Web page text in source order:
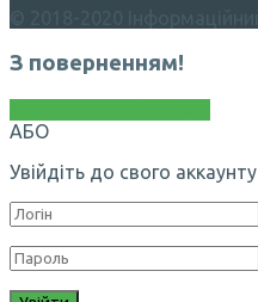
З поверненням!
АБО
Увійдіть до свого аккаунту